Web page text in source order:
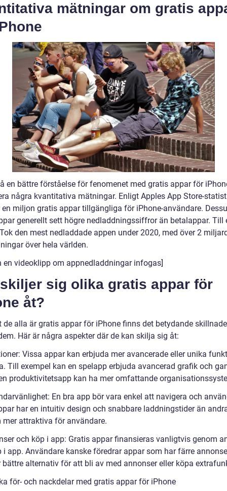
mätningar om gratis
en bättre förståelse för fenomenet med gratis appar för
några kvantitativa mätningar. Enligt Apples App Store-
en miljon gratis appar tillgängliga för iPhone-användare.
generellt sett högre nedladdningssiffror än betalappar. Till
den mest nedladdade appen under 2020, med över 2
över hela världen.
en videoklipp om appnedladdningar infogas]
sig olika gratis appar för
åt?
de alla är gratis appar för iPhone finns det betydande
Här är några aspekter där de kan skilja sig åt:
Vissa appar kan erbjuda mer avancerade eller unika
Till exempel kan en spelapp erbjuda avancerad grafik och
produktivitetsapp kan ha mer omfattande
En bra app bör vara enkel att navigera och
har en intuitiv design och snabbare laddningstider än
mer attraktiva för användare.
och köp i app: Gratis appar finansieras vanligtvis genom
i app. Användare kanske föredrar appar som har färre
bättre alternativ för att bli av med annonser eller köpa
för- och nackdelar med gratis appar för iPhone